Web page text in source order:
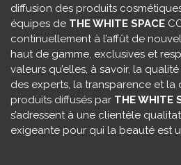
diffusion des produits
équipes de THE WHITE SPACE
continuellement à l’affût de
haut de gamme, exclusives et
valeurs qu’elles, à savoir, la
des experts, la transparence et la
produits diffusés par THE WHITE
s’adressent à une clientèle
exigeante pour qui la beauté est